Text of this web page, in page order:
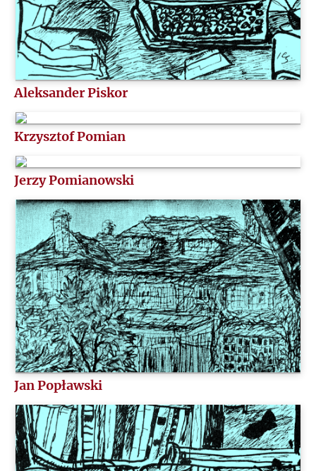
Aleksander Piskor
Krzysztof Pomian
Jerzy Pomianowski
Jan Popławski